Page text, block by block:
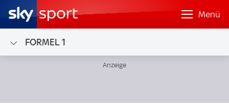
Menü
FORMEL 1